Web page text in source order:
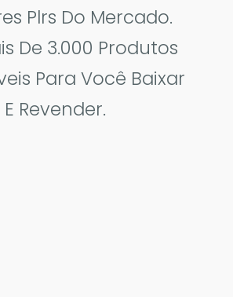
Plrs Do Mercado.
De 3.000 Produtos
Para Você Baixar
E Revender.